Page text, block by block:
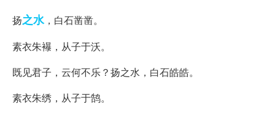
扬之水，白石凿凿。
素衣朱襮，从子于沃。
既见君子，云何不乐？扬之水，白石皓皓。
素衣朱绣，从子于鹄。